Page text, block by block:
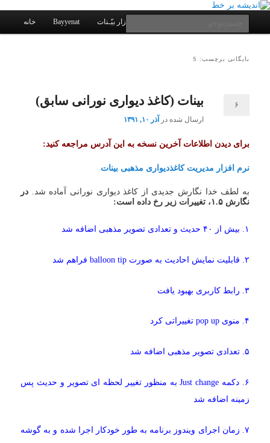
پرش
اصلی
پرش
ثانویه
اندیشه بر خط
یادداشتهای یک معلم در باب زندگی، اخلاق، اخبار، علم و سیاست
فهرست
خانه Bayyenat نرم افزار بیّـنات
بایگانی برچسب: S
بینات (کاغذ دیواری نورانی سابق)
ارسال شده در آذر ۱۰, ۱۳۹۱
۶
برای دیدن اطلاعات آخرین نسخه به این آدرس مراجعه کنید:
نرم افزار مدیریت کاغذدیواری مذهبی بینات
به لطف خدا نگارش جدیدی از کاغذ دیواری نورانی آماده شد. در
نگارش ۱.۵، تغییرات زیر رخ داده است:
۱. بیش از ۴۰ حدیث و تعدادی تصویر مذهبی اضافه شد
۲. قابلیت نمایش احادیث به صورت balloon tip فراهم شد
۳. رابط کاربری بهبود یافت
۴. منوی pop up تغییراتی کرد
۵. تعدادی تصویر مذهبی اضافه شد
۶. دکمه Just change به منظور تغییر لحظه ای تصویر و حدیث پس
زمینه اضافه شد
۷. زمان اجرای ویندوز برنامه به طور خودکار اجرا شده و به گوشه